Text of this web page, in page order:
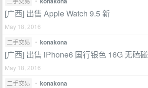
[广西] 出售 Apple Watch 9.5 新
May 18, 2016
二手交易
• konakona
[广西] 出售 iPhone6 国行银色 16G 无磕碰
May 18, 2016
二手交易
• konakona